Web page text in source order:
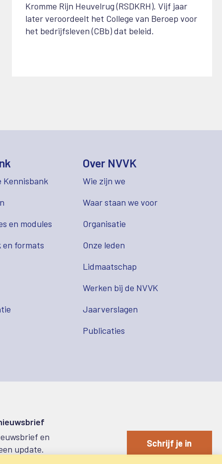
Kromme Rijn Heuvelrug (RSDKRH). Vijf jaar
later veroordeelt het College van Beroep voor
het bedrijfsleven (CBb) dat beleid.
Kennisbank
en modules
en formats
Over NVVK
Wie zijn we
Waar staan we voor
Organisatie
Onze leden
Lidmaatschap
Werken bij de NVVK
Jaarverslagen
Publicaties
en
update.
Schrijf je in